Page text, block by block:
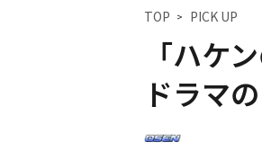
TOP PICK UP
「ハケ
ドラマ